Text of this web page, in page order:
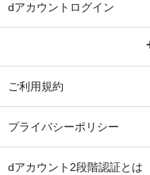
dアカウントログイン
ご利用規約
プライバシーポリシー
dアカウント2段階認証とは